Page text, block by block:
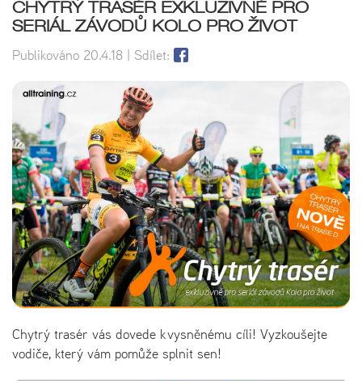
CHYTRÝ TRASÉR EXKLUZIVNĚ PRO
SERIÁL ZÁVODŮ KOLO PRO ŽIVOT
Publikováno 20.4.18 | Sdílet:
Chytrý trasér vás dovede k vysněnému cíli! Vyzkoušejte
vodiče, který vám pomůže splnit sen!